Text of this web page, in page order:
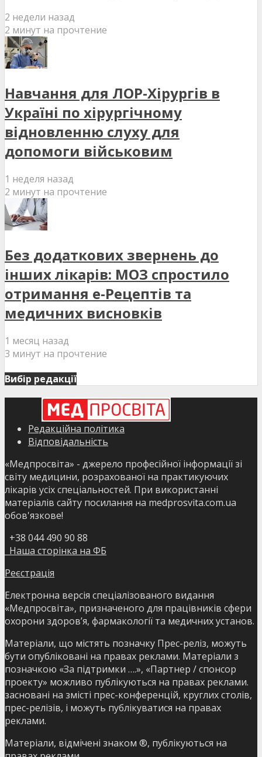
2 недели назад
2 минут на прочтение
Навчання для ЛОР-Хірургів в
Україні по хірургічному
відновленню слуху для
допомоги військовим
1 неделя назад
2 минут на прочтение
Без додаткових звернень до
інших лікарів: МОЗ спростило
отримання е-Рецептів та
медичних висновків
1 месяц назад
3 минут на прочтение
Вибір редакції
Редакційна політика
Відповідальність
«Медпросвіта» - джерело професійної інформації зі
світу медицини, розрахованої на практикуючих
лікарів усіх спеціальностей. При використанні
матеріалів сайту посилання на medprosvita.com.ua
обов'язкове!
+38 044 490 90 88
Наша сторінка на ФБ
Реєстрація
Електронна версія спеціалізованого видання
«Медпросвіта», призначеного для працівників сфери
охорони здоров’я, фармакології та медичних установ.
Матеріали, що містять позначку Прес-реліз, можуть
бути опубліковані на правах реклами. Матеріали з
позначкою «За підтримки ….», «Партнер / спонсор
проекту» можливо публікуються на правах реклами.
засновані на змісті прес-конференцій, круглих столів,
прес-релізів, і можуть публікуватися на правах
реклами.
Матеріали, відмічені знаком ®, публікуються на